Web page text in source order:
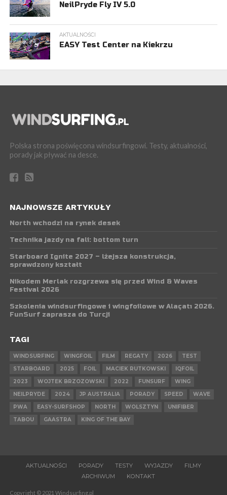
NeilPryde Fly IV 5.0
AKTUALNOŚCI
EASY Test Center na Kiekrzu
Polska strona poświęcona windsurfingowi. Testy, aktualności,
porady jak pływać na desce.
NAJNOWSZE ARTYKUŁY
North wchodzi na rynek desek
Technika jazdy na fali: bottom turn
Starboard Ignite 2027 – lżejsza konstrukcja,
sprawdzony kształt
Nikodem Merlak rozgrzewa się przed Wind & Waves
Festival 2026
Szkolenia windsurfingowe i wingfoilowe w Alaçatı 2026.
FunSurf zaprasza do Turcji
TAGI
WINDSURFING WINGFOIL FILM REGATY 2026
TEST
STARBOARD
2025 FOIL MACIEK RUTKOWSKI
IQFOIL
2023
WOJTEK BRZOZOWSKI 2022 FUNSURF
WING
NEILPRYDE
2024 JP AUSTRALIA PORADY SPEED
WAVE
PWA
EASY-SURFSHOP NORTH WOLSZTYN
UNIFIBER
TABOU
GAASTRA KING OF THE BAY
AKTUALNOŚCI PORADY TESTY WYJAZDY
FILMY
ARCHIWUM
KONTAKT
Copyright © 2021 Windsurfing.pl